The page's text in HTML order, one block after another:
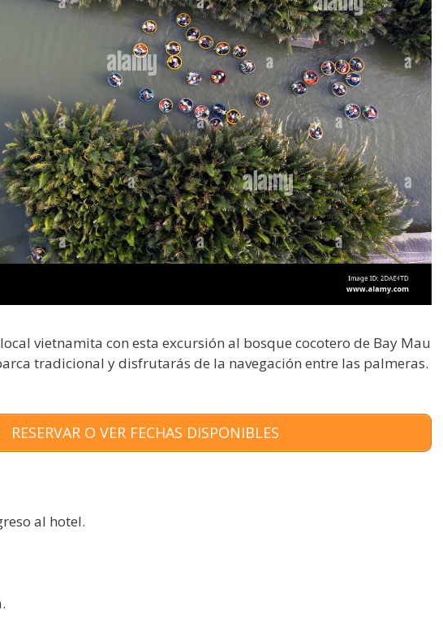
vietnamita con esta excursión al bosque cocotero de Bay Mau
tradicional y disfrutarás de la navegación entre las palmeras.
RESERVAR O VER FECHAS DISPONIBLES
al hotel.